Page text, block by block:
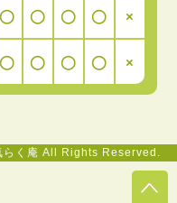
◯ ◯ ◯ ◯ ×
◯ ◯ ◯ ◯ ×
く庵 All Rights Reserved.